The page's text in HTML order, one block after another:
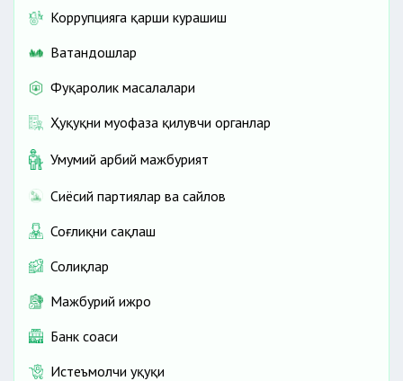
Коррупцияга қарши курашиш
Ватандошлар
Фуқаролик масалалари
Ҳуқуқни муҳофаза қилувчи органлар
Умумий ҳарбий мажбурият
Сиёсий партиялар ва сайлов
Соғлиқни сақлаш
Солиқлар
Мажбурий ижро
Банк соҳаси
Истеъмолчи ҳуқуқи